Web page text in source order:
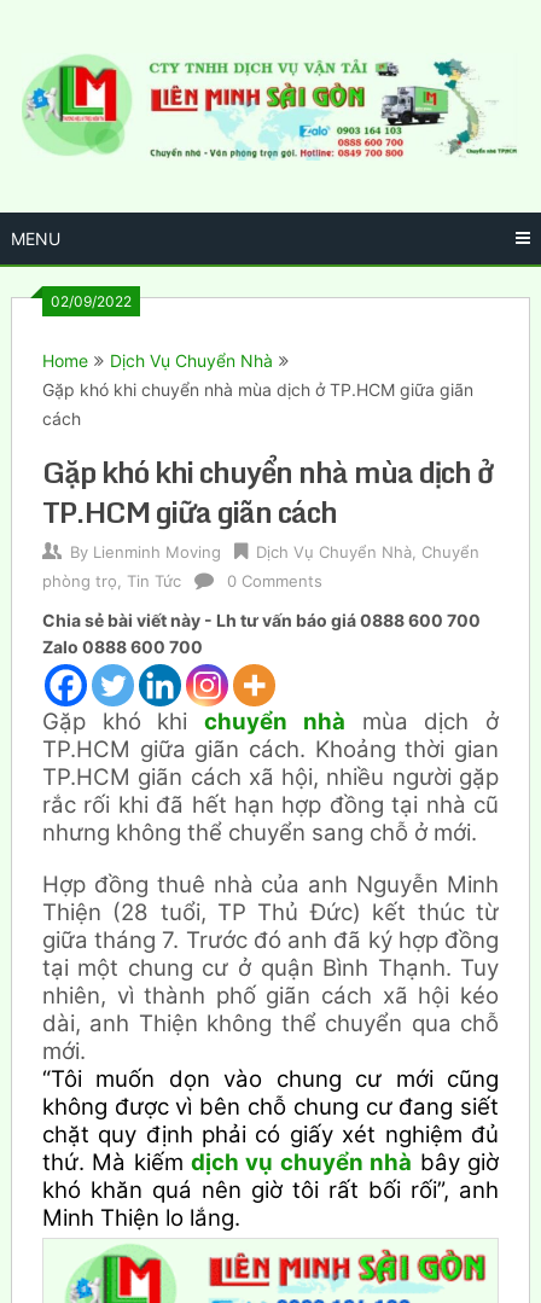
content
MENU
02/09/2022
Home
Dịch Vụ Chuyển Nhà
Gặp khó khi chuyển nhà mùa dịch ở TP.HCM giữa giãn
cách
Gặp khó khi chuyển nhà mùa dịch ở
TP.HCM giữa giãn cách
By Lienminh Moving Dịch Vụ Chuyển Nhà, Chuyển
phòng trọ
Tin Tức 0 Comments
Chia sẻ bài viết này - Lh tư vấn báo giá 0888 600 700
Zalo 0888 600 700
Gặp khó khichuyển nhà mùa dịch ở
TP.HCM giữa giãn cách. Khoảng thời gian
TP.HCM giãn cách xã hội, nhiều người gặp
rắc rối khi đã hết hạn hợp đồng tại nhà cũ
nhưng không thể chuyển sang chỗ ở mới.
Hợp đồng thuê nhà của anh Nguyễn Minh
Thiện (28 tuổi, TP Thủ Đức) kết thúc từ
giữa tháng 7. Trước đó anh đã ký hợp đồng
tại một chung cư ở quận Bình Thạnh. Tuy
nhiên, vì thành phố giãn cách xã hội kéo
dài, anh Thiện không thể chuyển qua chỗ
mới.
“Tôi muốn dọn vào chung cư mới cũng
không được vì bên chỗ chung cư đang siết
chặt quy định phải có giấy xét nghiệm đủ
thứ. Mà kiếmdịch vụ chuyển nhà bây giờ
khó khăn quá nên giờ tôi rất bối rối”, anh
Minh Thiện lo lắng.